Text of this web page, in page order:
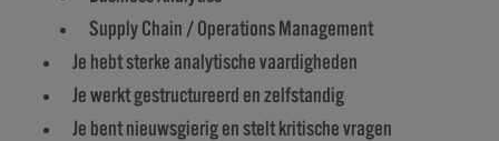
Supply Chain / Operations Management
Je hebt sterke analytische vaardigheden
Je werkt gestructureerd en zelfstandig
Je bent nieuwsgierig en stelt kritische vragen